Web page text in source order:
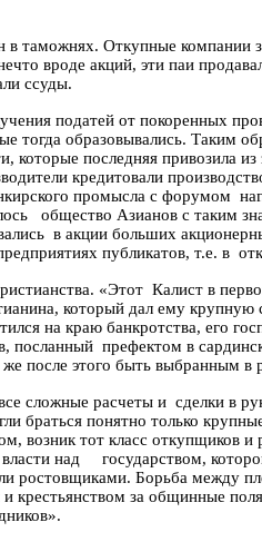
таможнях. Откупные компании
вроде акций, эти паи
ссуды.
податей от покоренных
тогда образовывались. Таким
которые последняя привозила
кредитовали
промысла с форумом
общество Азианов с таким
в акции больших
публикатов, т.е. в
«Этот Калист в
который дал ему
на краю банкротства, его
посланный префектом в
после этого быть выбранным в
сложные расчеты и сделки в
браться понятно только
возник тот класс откупщиков
над
государством,
ростовщиками. Борьба между
крестьянством за общинные